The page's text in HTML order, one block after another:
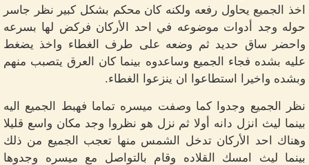
اخذ الجميع يحاول رفعه ولكنه كان محكم بشكل كبير نظر جاسر
حوله وجد أدوات موضوعه في احد الأركان فركض لها بسرعه
واحضر ساق حديد ثم وضعه على طرف الغطاء واخذ يضغط
عليه بشده فجاء الجميع وساعدوه بينما كان العرق يتصبب منهم
وبشده واخيرا استطاعوا ان ينزعوا الغطاء.
نظر الجميع وجدوا كما وصفت ميسره تماما فهبط الجميع اليه
بينما ليث انزل دانه أولا ثم نزل هو نظروا وجد مكان واسع قليلا
وهناك احد الأركان تدخل الشمس منها تعجب الجميع من ذلك
بينما ليث امسك القلاده وقام بالتواصل مع ميسره وجدوها